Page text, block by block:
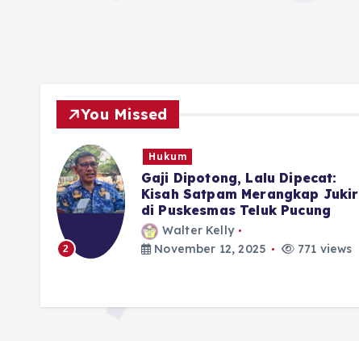
You Missed
2
Hukum
Gaji Dipotong, Lalu Dipecat:
Kisah Satpam Merangkap Jukir
di Puskesmas Teluk Pucung
Walter Kelly
November 12, 2025
771 views